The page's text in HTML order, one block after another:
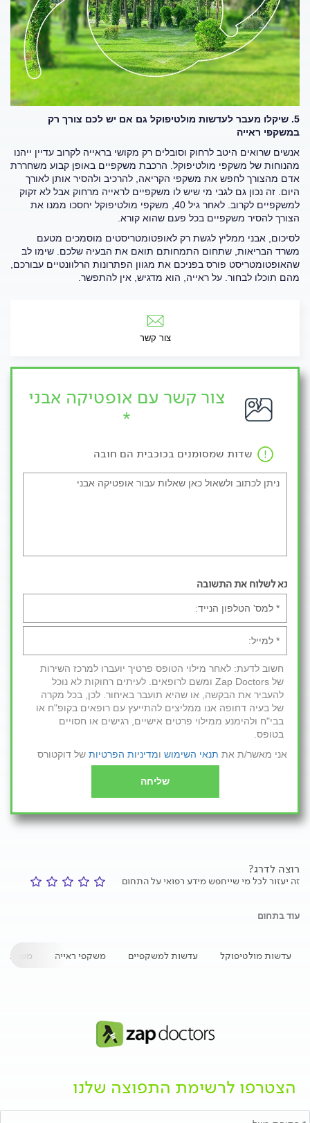
5. שיקלו מעבר לעדשות מולטיפוקל גם אם יש לכם צורך רק
במשקפי ראייה
אנשים שרואים היטב לרחוק וסובלים רק מקושי בראייה לקרוב עדיין ייהנו
מהנוחות של משקפי מולטיפוקל. הרכבת משקפיים באופן קבוע משחררת
אדם מהצורך לחפש את משקפי הקריאה, להרכיב ולהסיר אותן לאורך
היום. זה נכון גם לגבי מי שיש לו משקפיים לראייה מרחוק אבל לא זקוק
למשקפיים לקרוב. לאחר גיל 40, משקפי מולטיפוקל יחסכו ממנו את
הצורך להסיר משקפיים בכל פעם שהוא קורא.
לסיכום, אבני ממליץ לגשת רק לאופטומטריסטים מוסמכים מטעם
משרד הבריאות, שתחום התמחותם תואם את הבעיה שלכם. שימו לב
שהאופטומטריסט פורס בפניכם את מגוון הפתרונות הרלוונטיים עבורכם,
מהם תוכלו לבחור. על ראייה, הוא מדגיש, אין להתפשר.
צור קשר
צור קשר עם אופטיקה אבני
*
שדות שמסומנים בכוכבית הם חובה
נא לשלוח את התשובה
חשוב לדעת: לאחר מילוי הטופס פרטיך יועברו למרכז השירות
של Zap Doctors ומשם לרופאים. לעיתים רחוקות לא נוכל
להעביר את הבקשה, או שהיא תועבר באיחור. לכן, בכל מקרה
של בעיה דחופה אנו ממליצים להתייעץ עם רופאים בקופ"ח או
בבי"ח ולהימנע ממילוי פרטים אישיים, רגישים או חסויים
בטופס.
אני מאשר/ת את תנאי השימוש ומדיניות הפרטיות של דוקטורס
שליחה
רוצה לדרג?
זה יעזור לכל מי שייחפש מידע רפואי על התחום
עוד בתחום
עדשות מולטיפוקל עדשות למשקפיים משקפי ראייה משקפי
הצטרפו לרשימת התפוצה שלנו